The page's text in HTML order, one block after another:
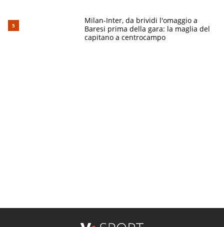
Milan-Inter, da brividi l'omaggio a
Baresi prima della gara: la maglia del
capitano a centrocampo